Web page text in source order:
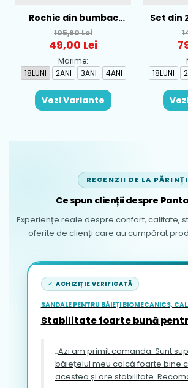
Rochie din bumbac
pentru fete Mayoral,
Rosu - 1930-069
105,90 Lei
49,00 Lei
Marime:
18LUNI
2ANI 3ANI 4ANI
Vezi Variante
Set din
baieti
18LUNI
RECENZII DE LA PĂRINȚI
Ce spun clienții despre
Experiențe reale despre confort, calitate,
oferite de clienți care au cumpărat
ACHIZIȚIE VERIFICATĂ
SANDALE PENTRU BĂIEȚI BIOMECANICS,
Stabilitate foarte bună
„Azi am primit comanda. Sunt
băiețelul meu calcă foarte bine cu
acestea și are stabilitate.